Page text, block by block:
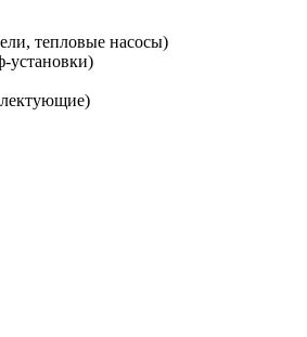
тепловые насосы)
установки)